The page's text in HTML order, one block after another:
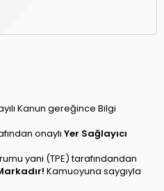
Kanun gereğince Bilgi
onaylı Yer Sağlayıcı
yani (TPE) tarafındandan
Kamuoyuna saygıyla